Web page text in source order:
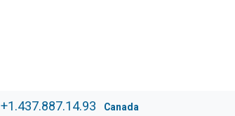
+1.437.887.14.93 Canada